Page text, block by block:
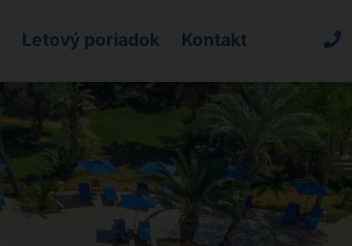
Letový poriadok Kontakt